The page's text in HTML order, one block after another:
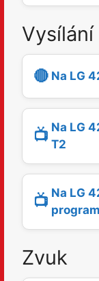
Vysílání
🔴 Na LG
📺 Na LG
T2
📺 Na LG
Zvuk